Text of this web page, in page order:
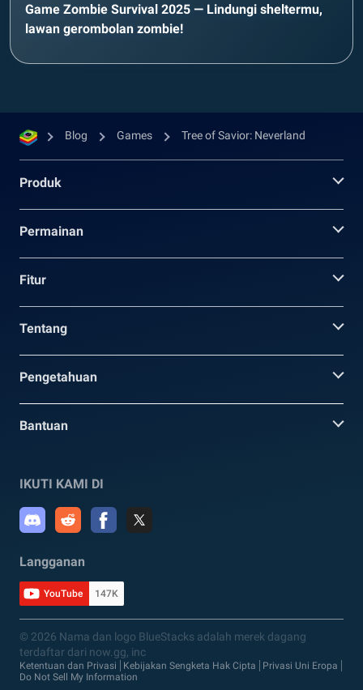
Game Zombie Survival 2025 — Lindungi sheltermu,
lawan gerombolan zombie!
Blog Games Tree of Savior: Neverland
Produk
Permainan
Fitur
Tentang
Pengetahuan
Bantuan
IKUTI KAMI DI
Langganan
YouTube 147K
© 2026 Nama dan logo BlueStacks adalah merek dagang
terdaftar dari now.gg, inc
Ketentuan dan Privasi Kebijakan Sengketa Hak Cipta
Privasi Uni Eropa
Do Not Sell My Information